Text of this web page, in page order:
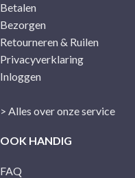
Betalen
Bezorgen
Retourneren & Ruilen
Privacyverklaring
Inloggen
> Alles over onze service
OOK HANDIG
FAQ